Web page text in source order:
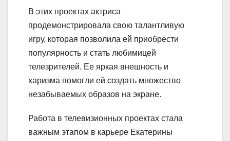
В этих проектах актриса
продемонстрировала свою талантливую
игру, которая позволила ей приобрести
популярность и стать любимицей
телезрителей. Ее яркая внешность и
харизма помогли ей создать множество
незабываемых образов на экране.
Работа в телевизионных проектах стала
важным этапом в карьере Екатерины